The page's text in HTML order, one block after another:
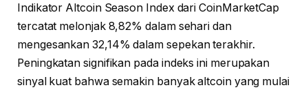
Indikator Altcoin Season Index dari CoinMarketCap
tercatat melonjak 8,82% dalam sehari dan
mengesankan 32,14% dalam sepekan terakhir.
Peningkatan signifikan pada indeks ini merupakan
sinyal kuat bahwa semakin banyak altcoin yang mulai